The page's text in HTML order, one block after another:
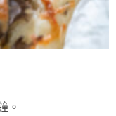
。